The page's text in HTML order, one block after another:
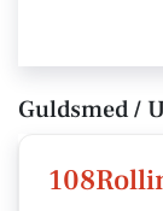
Guldsmed /